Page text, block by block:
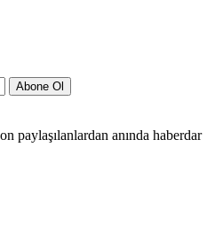
Abone Ol
paylaşılanlardan anında haberdar